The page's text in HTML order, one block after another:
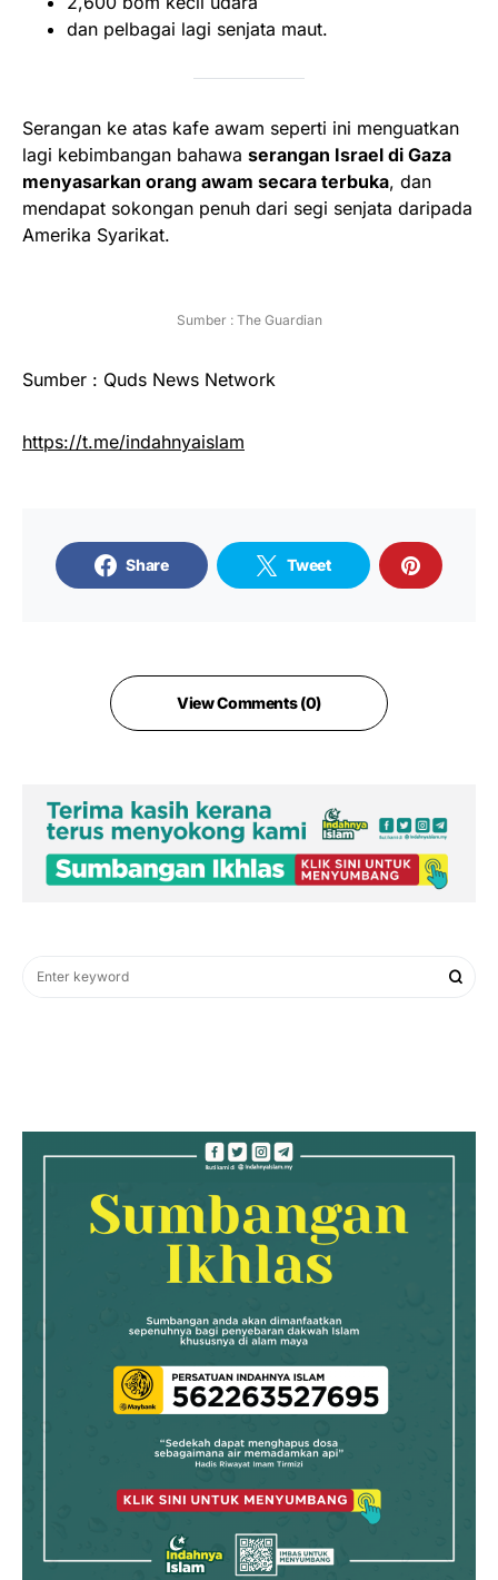
dan pelbagai lagi senjata maut.
Serangan ke atas kafe awam seperti ini menguatkan
lagi kebimbangan bahawa serangan Israel di Gaza
menyasarkan orang awam secara terbuka, dan
mendapat sokongan penuh dari segi senjata daripada
Amerika Syarikat.
Sumber : The Guardian
Sumber : Quds News Network
https://t.me/indahnyaislam
Share Tweet
View Comments (0)